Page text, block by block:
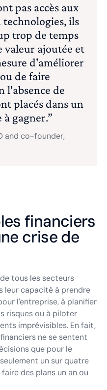
pas accès aux
technologies, ils
trop de temps
valeur ajoutée et
d'améliorer
de faire
l'absence de
placés dans un
gagner.”
and co-founder,
financiers
crise de
tous les secteurs
leur capacité à prendre
l'entreprise, à planifier
risques ou à piloter
imprévisibles. En fait,
ne se sentent
que pour le
un sur quatre
des plans un an ou